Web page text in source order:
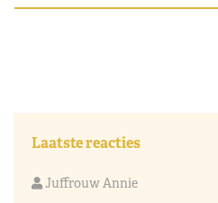
Laatste reacties
Juffrouw Annie